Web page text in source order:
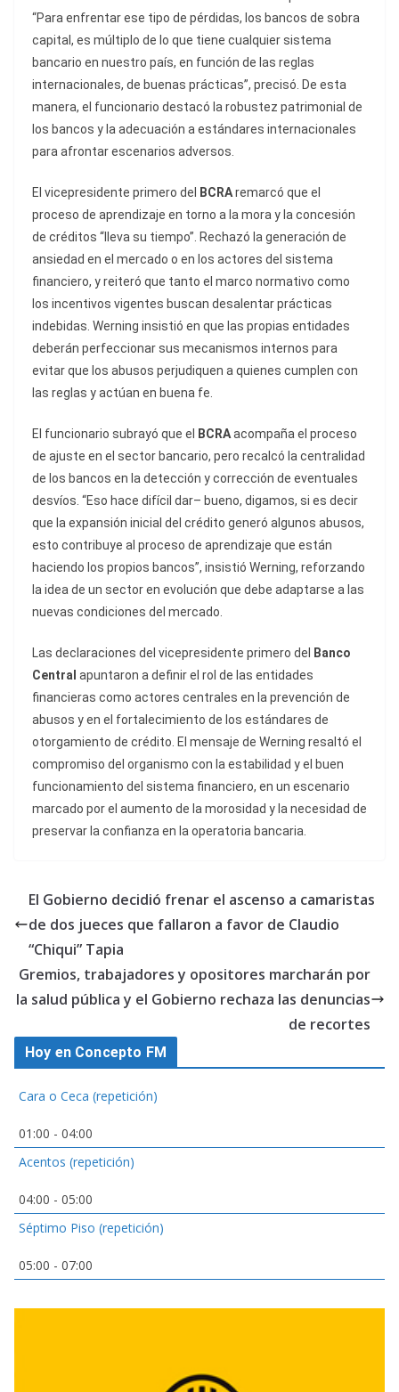
“Para enfrentar ese tipo de pérdidas, los bancos de sobra
capital, es múltiplo de lo que tiene cualquier sistema
bancario en nuestro país, en función de las reglas
internacionales, de buenas prácticas”, precisó. De esta
manera, el funcionario destacó la robustez patrimonial de
los bancos y la adecuación a estándares internacionales
para afrontar escenarios adversos.
El vicepresidente primero del BCRAremarcó que el
proceso de aprendizaje en torno a la mora y la concesión
de créditos “lleva su tiempo”. Rechazó la generación de
ansiedad en el mercado o en los actores del sistema
financiero, y reiteró que tanto el marco normativo como
los incentivos vigentes buscan desalentar prácticas
indebidas. Werning insistió en que las propias entidades
deberán perfeccionar sus mecanismos internos para
evitar que los abusos perjudiquen a quienes cumplen con
las reglas y actúan en buena fe.
El funcionario subrayó que el BCRAacompaña el proceso
de ajuste en el sector bancario, pero recalcó la centralidad
de los bancos en la detección y corrección de eventuales
desvíos. “Eso hace difícil dar– bueno, digamos, si es decir
que la expansión inicial del crédito generó algunos abusos,
esto contribuye al proceso de aprendizaje que están
haciendo los propios bancos”, insistió Werning, reforzando
la idea de un sector en evolución que debe adaptarse a las
nuevas condiciones del mercado.
Las declaraciones del vicepresidente primero del
Banco
Central apuntaron a definir el rol de las entidades
financieras como actores centrales en la prevención de
abusos y en el fortalecimiento de los estándares de
otorgamiento de crédito. El mensaje de Werning resaltó el
compromiso del organismo con la estabilidad y el buen
funcionamiento del sistema financiero, en un escenario
marcado por el aumento de la morosidad y la necesidad de
preservar la confianza en la operatoria bancaria.
El Gobierno decidió frenar el ascenso a camaristas
de dos jueces que fallaron a favor de Claudio
“Chiqui” Tapia
Gremios, trabajadores y opositores marcharán por
la salud pública y el Gobierno rechaza las denuncias
de recortes
Hoy en Concepto FM
Cara o Ceca (repetición)
01:00 - 04:00
Acentos (repetición)
04:00 - 05:00
Séptimo Piso (repetición)
05:00 - 07:00